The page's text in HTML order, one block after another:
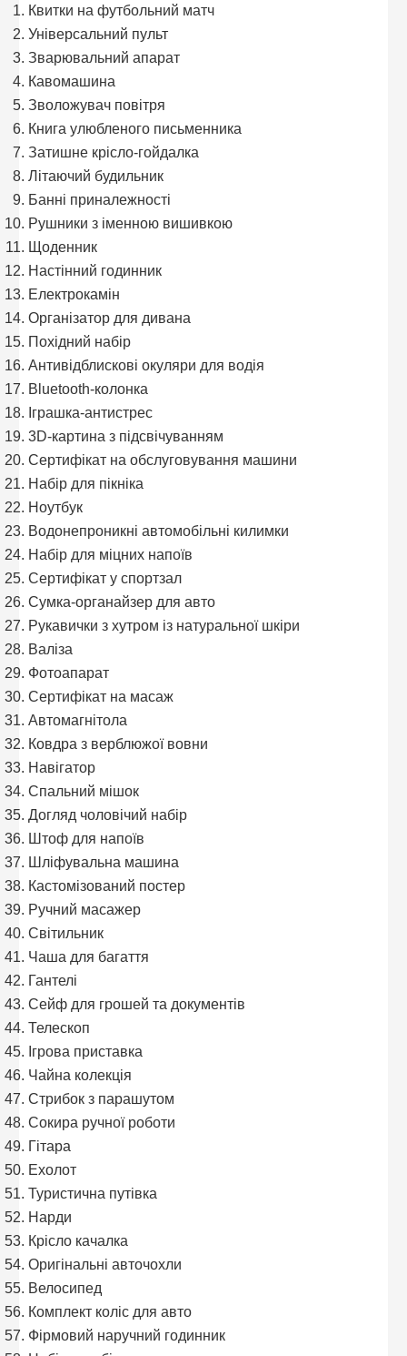
Квитки на футбольний матч
Універсальний пульт
Зварювальний апарат
Кавомашина
Зволожувач повітря
Книга улюбленого письменника
Затишне крісло-гойдалка
Літаючий будильник
Банні приналежності
Рушники з іменною вишивкою
Щоденник
Настінний годинник
Електрокамін
Організатор для дивана
Похідний набір
Антивідблискові окуляри для водія
Bluetooth-колонка
Іграшка-антистрес
3D-картина з підсвічуванням
Сертифікат на обслуговування машини
Набір для пікніка
Ноутбук
Водонепроникні автомобільні килимки
Набір для міцних напоїв
Сертифікат у спортзал
Сумка-органайзер для авто
Рукавички з хутром із натуральної шкіри
Валіза
Фотоапарат
Сертифікат на масаж
Автомагнітола
Ковдра з верблюжої вовни
Навігатор
Спальний мішок
Догляд чоловічий набір
Штоф для напоїв
Шліфувальна машина
Кастомізований постер
Ручний масажер
Світильник
Чаша для багаття
Гантелі
Сейф для грошей та документів
Телескоп
Ігрова приставка
Чайна колекція
Стрибок з парашутом
Сокира ручної роботи
Гітара
Ехолот
Туристична путівка
Нарди
Крісло качалка
Оригінальні авточохли
Велосипед
Комплект коліс для авто
Фірмовий наручний годинник